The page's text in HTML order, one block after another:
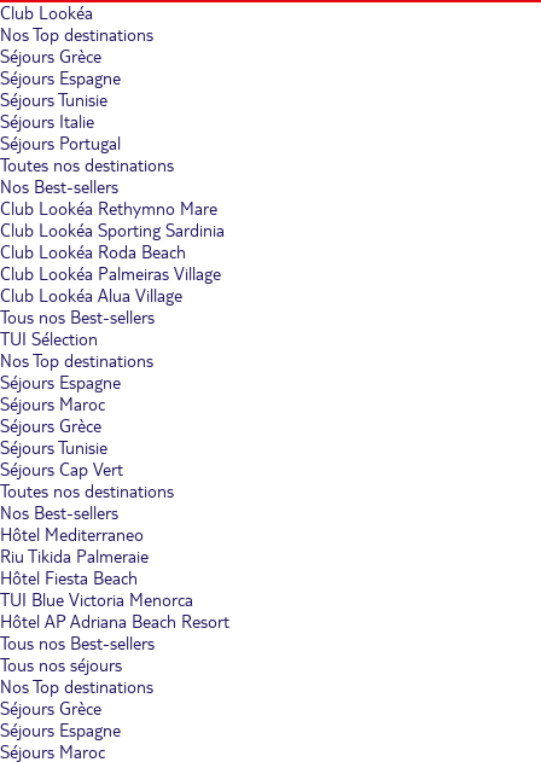
Club Lookéa
Nos Top destinations
Séjours Grèce
Séjours Espagne
Séjours Tunisie
Séjours Italie
Séjours Portugal
Toutes nos destinations
Nos Best-sellers
Club Lookéa Rethymno Mare
Club Lookéa Sporting Sardinia
Club Lookéa Roda Beach
Club Lookéa Palmeiras Village
Club Lookéa Alua Village
Tous nos Best-sellers
TUI Sélection
Nos Top destinations
Séjours Espagne
Séjours Maroc
Séjours Grèce
Séjours Tunisie
Séjours Cap Vert
Toutes nos destinations
Nos Best-sellers
Hôtel Mediterraneo
Riu Tikida Palmeraie
Hôtel Fiesta Beach
TUI Blue Victoria Menorca
Hôtel AP Adriana Beach Resort
Tous nos Best-sellers
Tous nos séjours
Nos Top destinations
Séjours Grèce
Séjours Espagne
Séjours Maroc